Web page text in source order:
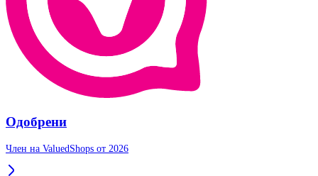
Одобрени
Член на ValuedShops от 2026